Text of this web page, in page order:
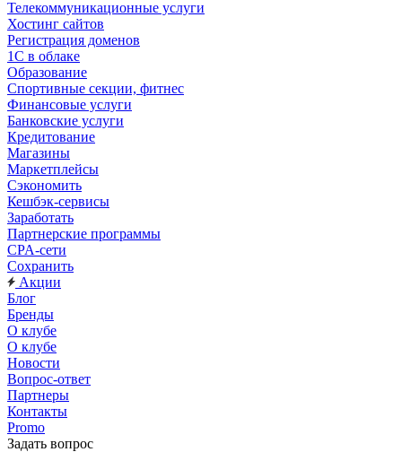
Телекоммуникационные услуги
Хостинг сайтов
Регистрация доменов
1С в облаке
Образование
Спортивные секции, фитнес
Финансовые услуги
Банковские услуги
Кредитование
Магазины
Маркетплейсы
Сэкономить
Кешбэк-сервисы
Заработать
Партнерские программы
CPA-сети
Сохранить
Акции
Блог
Бренды
О клубе
О клубе
Новости
Вопрос-ответ
Партнеры
Контакты
Promo
Задать вопрос